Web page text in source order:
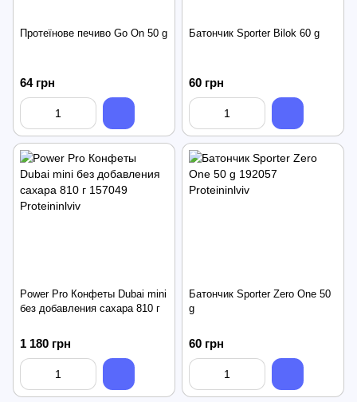
Протеїнове печиво Go On 50 g
64 грн
Батончик Sporter Bilok 60 g
60 грн
Power Pro Конфеты Dubai mini
без добавления сахара 810 г
1 180 грн
Батончик Sporter Zero One 50
g
60 грн